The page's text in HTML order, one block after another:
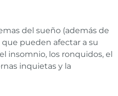
del sueño (además de
pueden afectar a su
insomnio, los ronquidos, el
inquietas y la